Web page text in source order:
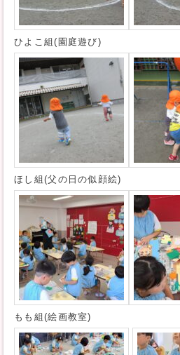
ひよこ組(園庭遊び)
ほし組(父の日の似顔絵)
もも組(絵画教室)